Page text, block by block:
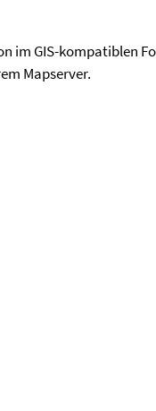
im GIS-kompatiblen
Mapserver.